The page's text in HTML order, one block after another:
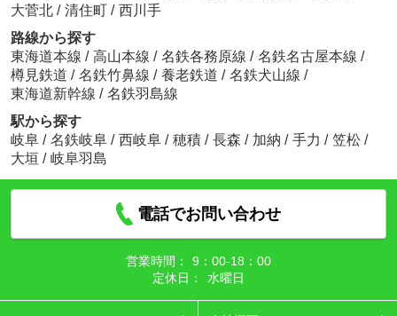
大菅北 / 清住町 / 西川手
路線から探す
東海道本線 / 高山本線 / 名鉄各務原線 / 名鉄名古屋本線 /
樽見鉄道 / 名鉄竹鼻線 / 養老鉄道 / 名鉄犬山線 /
東海道新幹線 / 名鉄羽島線
駅から探す
岐阜 / 名鉄岐阜 / 西岐阜 / 穂積 / 長森 / 加納 / 手力 / 笠松 /
大垣 / 岐阜羽島
電話でお問い合わせ
営業時間：
9：00‐18：00
定休日：
水曜日